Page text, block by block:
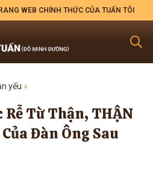
WEB CHÍNH THỨC CỦA TUẤN TÔI
yếu »
Rễ Từ Thận, THẬN
Đàn Ông Sau